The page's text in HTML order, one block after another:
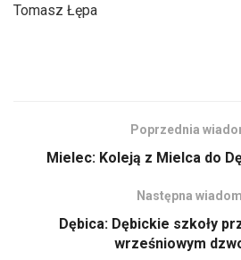
Tomasz Łępa
Poprzednia
Mielec: Koleją z Mielca do
Następna
Dębica: Dębickie szkoły
wrześniowym